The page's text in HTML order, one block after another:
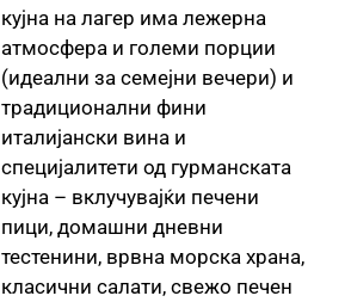
кујна на лагер има лежерна
атмосфера и големи порции
(идеални за семејни вечери) и
традиционални фини
италијански вина и
специјалитети од гурманската
кујна – вклучувајќи печени
пици, домашни дневни
тестенини, врвна морска храна,
класични салати, свежо печен